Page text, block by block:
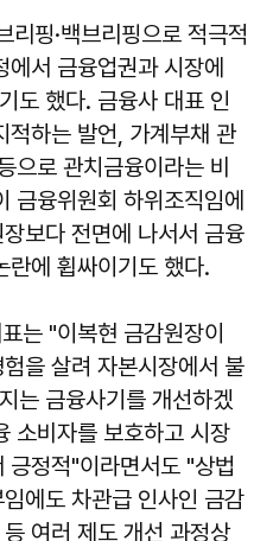
핑·백브리핑으로 적극적
서 금융업권과 시장에
도 했다. 금융사 대표 인
적하는 발언, 가계부채 관
으로 관치금융이라는 비
금융위원회 하위조직임에
보다 전면에 나서서 금융
란에 휩싸이기도 했다.
는 "이복현 금감원장이
을 살려 자본시장에서 불
는 금융사기를 개선하겠
소비자를 보호하고 시장
긍정적"이라면서도 "상법
에도 차관급 인사인 금감
여러 제도 개선 과정상